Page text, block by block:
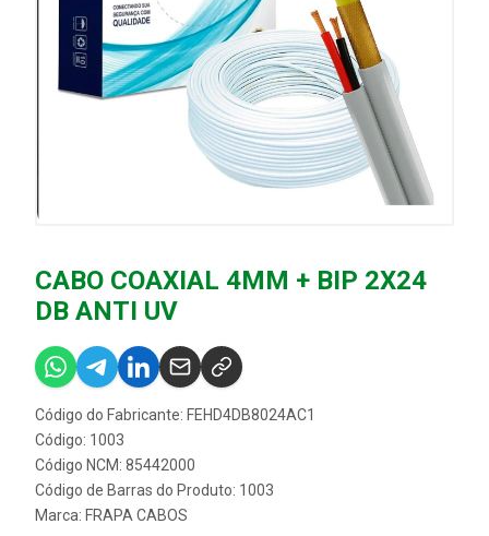
CABO COAXIAL 4MM + BIP 2X24
DB ANTI UV
Código do Fabricante: FEHD4DB8024AC1
Código: 1003
Código NCM: 85442000
Código de Barras do Produto: 1003
Marca: FRAPA CABOS